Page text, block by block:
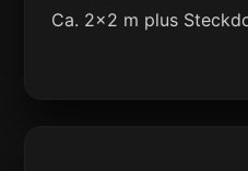
Ca. 2x2 m plus